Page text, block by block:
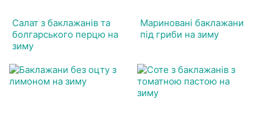
Салат з баклажанів та
болгарського перцю на
зиму
Мариновані баклажани
під гриби на зиму